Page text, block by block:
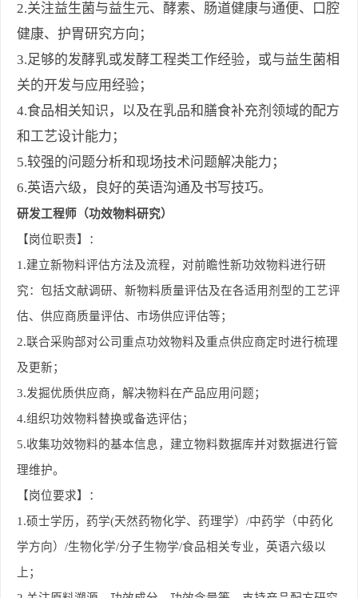
2.关注益生菌与益生元、酵素、肠道健康与通便、口腔
健康、护胃研究方向；
3.足够的发酵乳或发酵工程类工作经验，或与益生菌相
关的开发与应用经验；
4.食品相关知识，以及在乳品和膳食补充剂领域的配方
和工艺设计能力；
5.较强的问题分析和现场技术问题解决能力；
6.英语六级，良好的英语沟通及书写技巧。
研发工程师 （功效物料研究）
【岗位职责】：
1.建立新物料评估方法及流程，对前瞻性新功效物料进行研
究：包括文献调研、新物料质量评估及在各适用剂型的工艺评
估、供应商质量评估、市场供应评估等；
2.联合采购部对公司重点功效物料及重点供应商定时进行梳理
及更新；
3.发掘优质供应商，解决物料在产品应用问题；
4.组织功效物料替换或备选评估；
5.收集功效物料的基本信息，建立物料数据库并对数据进行管
理维护。
【岗位要求】：
1.硕士学历，药学(天然药物化学、药理学）/中药学（中药化
学方向）/生物化学/分子生物学/食品相关专业，英语六级以
上；